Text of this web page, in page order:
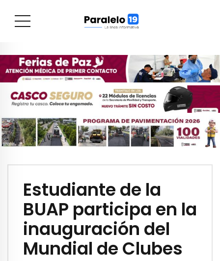
Estudiante de la
BUAP participa en la
inauguración del
Mundial de Clubes